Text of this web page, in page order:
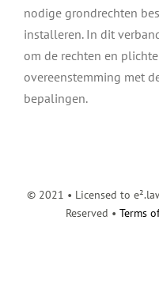
nodige grondrechten
installeren. In dit
om de rechten en
overeenstemming met
bepalingen.
© 2021 • Licensed to
Reserved • Terms